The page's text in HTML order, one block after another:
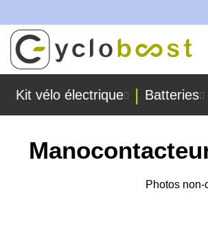
Allez
au
contenu
Kit vélo électrique Batteries
Photos